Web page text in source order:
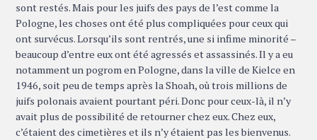
sont restés. Mais pour les juifs des pays de l’est comme la
Pologne, les choses ont été plus compliquées pour ceux qui
ont survécus. Lorsqu’ils sont rentrés, une si infime minorité –
beaucoup d’entre eux ont été agressés et assassinés. Il y a eu
notamment un pogrom en Pologne, dans la ville de Kielce en
1946, soit peu de temps après la Shoah, où trois millions de
juifs polonais avaient pourtant péri. Donc pour ceux-là, il n’y
avait plus de possibilité de retourner chez eux. Chez eux,
c’étaient des cimetières et ils n’y étaient pas les bienvenus.